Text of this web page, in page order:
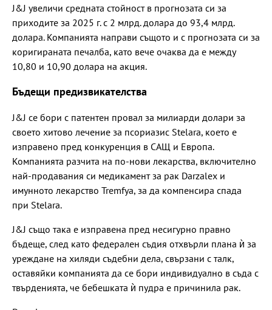
J&J увеличи средната стойност в прогнозата си за
приходите за 2025 г. с 2 млрд. долара до 93,4 млрд.
долара. Компанията направи същото и с прогнозата си за
коригираната печалба, като вече очаква да е между
10,80 и 10,90 долара на акция.
Бъдещи предизвикателства
J&J се бори с патентен провал за милиарди долари за
своето хитово лечение за псориазис Stelara, което е
изправено пред конкуренция в САЩ и Европа.
Компанията разчита на по-нови лекарства, включително
най-продавания си медикамент за рак Darzalex и
имунното лекарство Tremfya, за да компенсира спада
при Stelara.
J&J също така е изправена пред несигурно правно
бъдеще, след като федерален съдия отхвърли плана ѝ за
уреждане на хиляди съдебни дела, свързани с талк,
оставяйки компанията да се бори индивидуално в съда с
твърденията, че бебешката ѝ пудра е причинила рак.